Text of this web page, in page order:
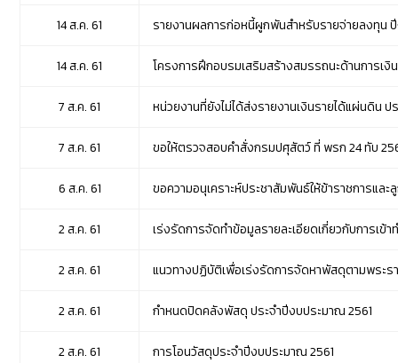
14 ส.ค. 61 รายงานผลการก่อหนี้ผูกพันสำหรับรายจ่ายลงทุน
14 ส.ค. 61 โครงการฝึกอบรมเสริมสร้างสมรรถนะด้านการเ
7 ส.ค. 61 หน่วยงานที่ยังไม่ได้ส่งรายงานเงินรายได้แผ่นดิน ป
7 ส.ค. 61 ขอให้ตรวจสอบคำสั่งกรมปศุสัตว์ ที่ พรก 24 ทับ
6 ส.ค. 61 ขอความอนุเคราะห์ประชาสัมพันธ์ให้ข้าราชการแล
2 ส.ค. 61 เร่งรัดการจัดทำข้อมูลรายละเอียดเกี่ยวกับการเ
2 ส.ค. 61 แนวทางปฏิบัติเพื่อเร่งรัดการจัดหาพัสดุตามพร
2 ส.ค. 61 กำหนดปิดคลังพัสดุ ประจำปีงบประมาณ 2561
2 ส.ค. 61 การโอนวัสดุประจำปีงบประมาณ 2561